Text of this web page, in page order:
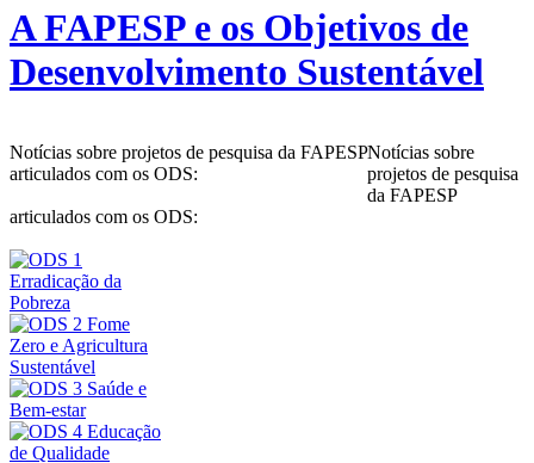
A FAPESP e os Objetivos de
Desenvolvimento Sustentável
Notícias sobre projetos de pesquisa da FAPESP
articulados com os ODS:
Notícias sobre
projetos de pesquisa
da FAPESP
articulados com os ODS: